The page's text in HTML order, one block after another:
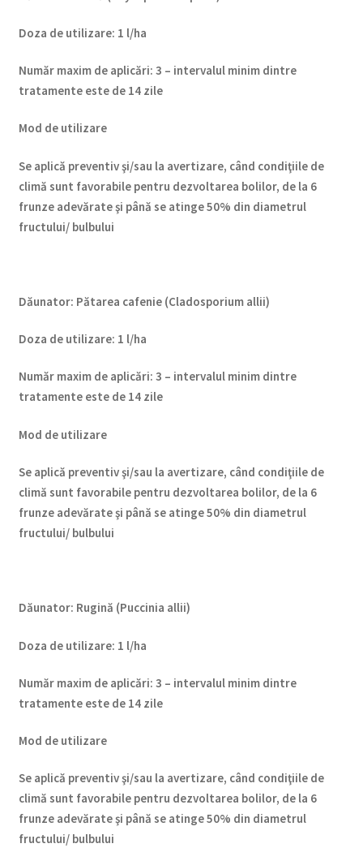
Doza de utilizare: 1 l/ha
Număr maxim de aplicări: 3 – intervalul minim dintre
tratamente este de 14 zile
Mod de utilizare
Se aplică preventiv şi/sau la avertizare, când condiţiile de
climă sunt favorabile pentru dezvoltarea bolilor, de la 6
frunze adevărate şi până se atinge 50% din diametrul
fructului/ bulbului
Dăunator: Pătarea cafenie (Cladosporium allii)
Doza de utilizare: 1 l/ha
Număr maxim de aplicări: 3 – intervalul minim dintre
tratamente este de 14 zile
Mod de utilizare
Se aplică preventiv şi/sau la avertizare, când condiţiile de
climă sunt favorabile pentru dezvoltarea bolilor, de la 6
frunze adevărate şi până se atinge 50% din diametrul
fructului/ bulbului
Dăunator: Rugină (Puccinia allii)
Doza de utilizare: 1 l/ha
Număr maxim de aplicări: 3 – intervalul minim dintre
tratamente este de 14 zile
Mod de utilizare
Se aplică preventiv şi/sau la avertizare, când condiţiile de
climă sunt favorabile pentru dezvoltarea bolilor, de la 6
frunze adevărate şi până se atinge 50% din diametrul
fructului/ bulbului